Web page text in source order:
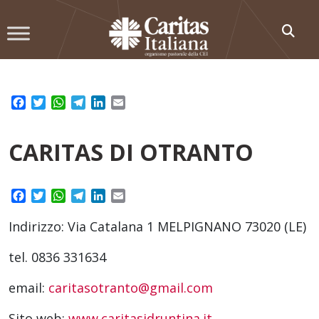
to
Facebook
TwitterWhatsApp
TelegramLinkedIn
CARITAS DI OTRANTO
Facebook
TwitterWhatsApp
TelegramLinkedIn
Indirizzo: Via Catalana 1 MELPIGNANO 73020 (LE)
tel. 0836 331634
email: caritasotranto@gmail.com